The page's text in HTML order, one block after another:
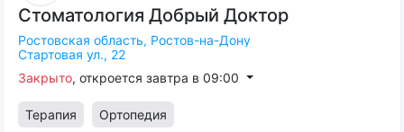
Стоматология Добрый Доктор
Ростовская область, Ростов-на-Дону
Стартовая ул., 22
Закрыто, откроется завтра в 09:00
Терапия
Ортопедия